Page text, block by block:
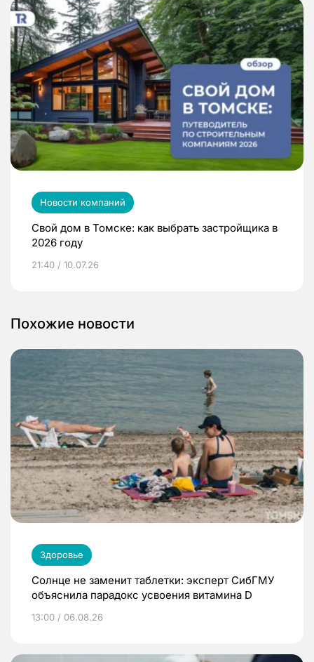
Новости компаний
Свой дом в Томске: как выбрать застройщика в
2026 году
21:40 / 10.07.26
Похожие новости
Здоровье
Солнце не заменит таблетки: эксперт СибГМУ
объяснила парадокс усвоения витамина D
13:00 / 06.08.26